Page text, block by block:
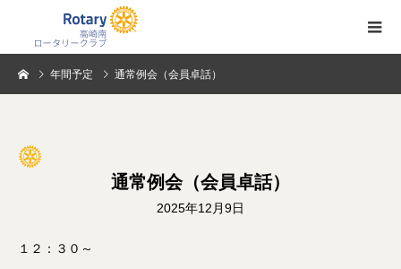
年間予定 通常例会（会員卓話）
通常例会（会員卓話）
2025年12月9日
１２：３０～